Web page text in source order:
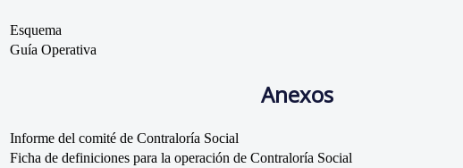
Esquema
Guía Operativa
Anexos
Informe del comité de Contraloría Social
Ficha de definiciones para la operación de Contraloría Social